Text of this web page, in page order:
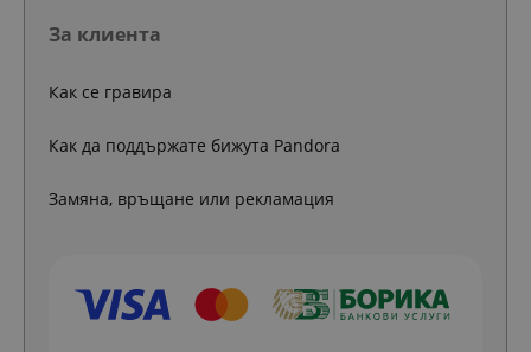
За клиента
Как се гравира
Как да поддържате бижута Pandora
Замяна, връщане или рекламация